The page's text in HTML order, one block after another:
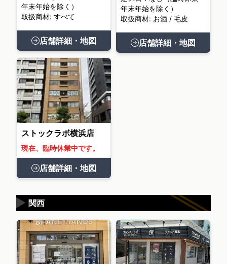
年末年始を除く）
取扱商材: すべて
店舗詳細・地図
年末年始を除く）
取扱商材: お酒 / 毛皮
店舗詳細・地図
ストックラボ横浜店
現在、臨時休業中です。
店舗詳細・地図
関西
▶